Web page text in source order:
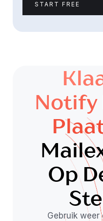
START FREE
Notify
Op
Gebruik weer